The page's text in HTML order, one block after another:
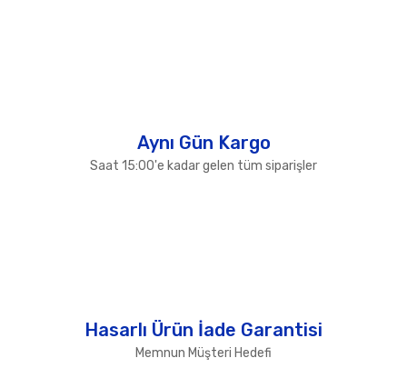
Aynı Gün Kargo
Saat 15:00'e kadar gelen tüm siparişler
Hasarlı Ürün İade Garantisi
Memnun Müşteri Hedefi